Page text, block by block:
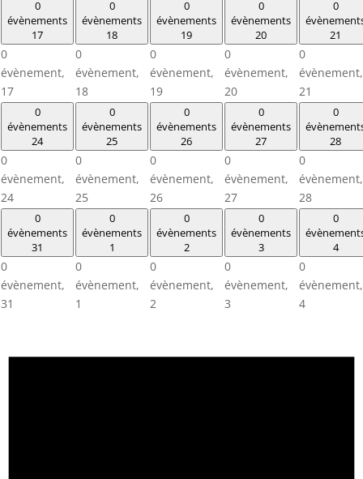
0
évènements
17
0
évènement,
17
0
évènements
18
0
évènement,
18
0
évènements
19
0
évènement,
19
0
évènements
20
0
évènement,
20
0
21
0
évènement,
21
0
évènements
24
0
évènement,
24
0
évènements
25
0
évènement,
25
0
évènements
26
0
évènement,
26
0
évènements
27
0
évènement,
27
0
28
0
évènement,
28
0
évènements
31
0
évènement,
31
0
évènements
1
0
évènement,
1
0
évènements
2
0
évènement,
2
0
évènements
3
0
évènement,
3
0
4
0
évènement,
4